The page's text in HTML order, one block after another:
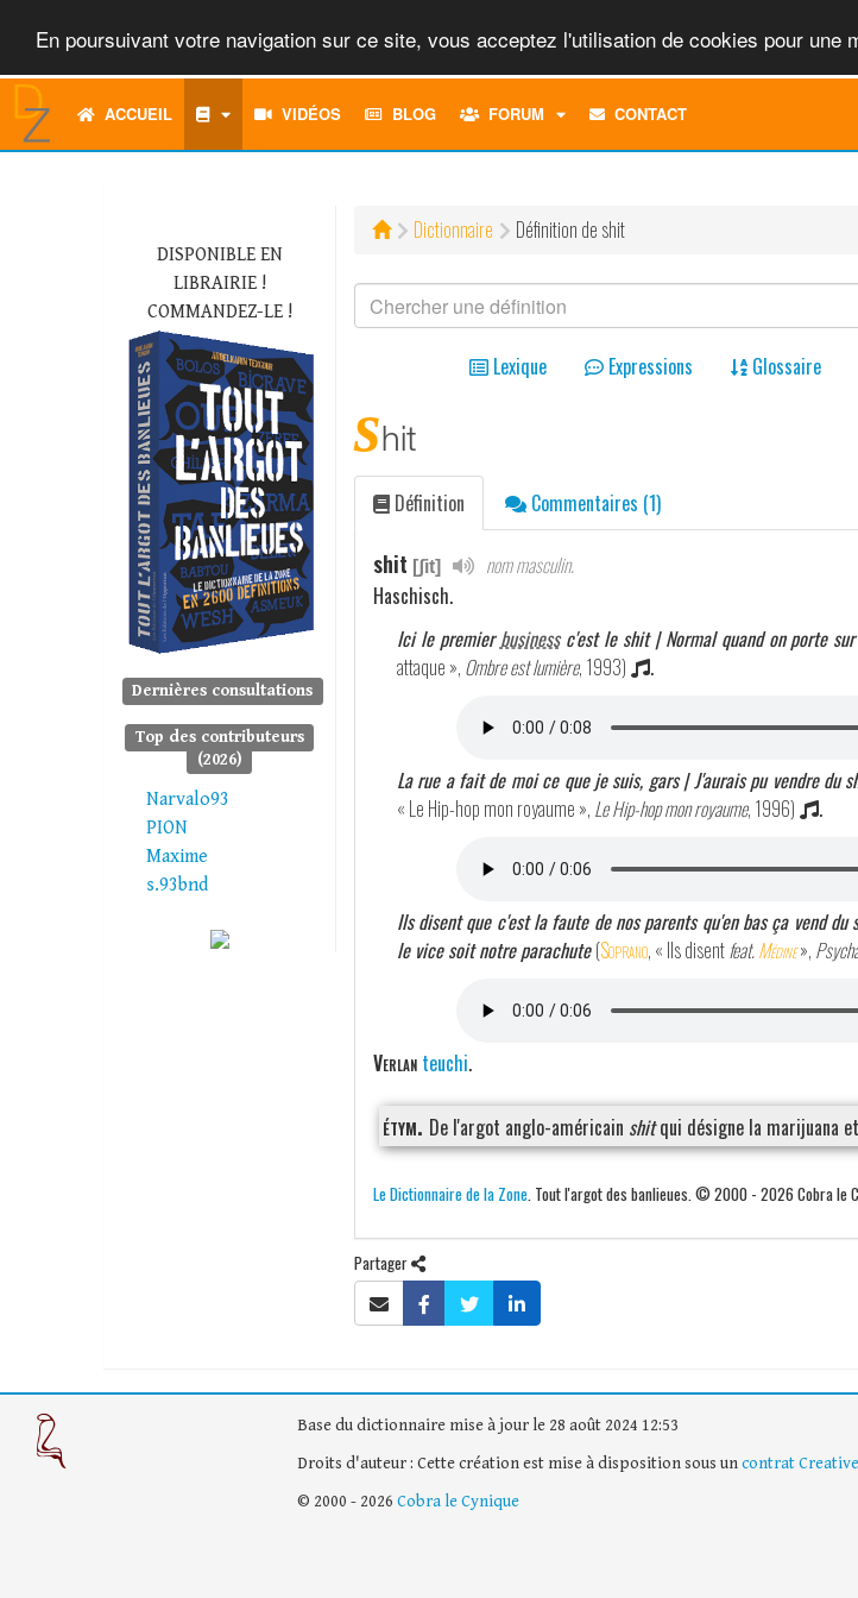
En poursuivant votre navigation sur ce site, vous acceptez l'utilisation de cookies pour une
ACCUEIL VIDÉOS BLOG FORUM
TOGGLECONTACT
DISPONIBLE EN
LIBRAIRIE !
COMMANDEZ-LE !
Dernières consultations
Top des contributeurs
(2026)
Narvalo93
PION
Maxime
s.93bnd
Dictionnaire Définition de shit
Lexique Expressions Glossaire
shit
Définition Commentaires (1)
shit [ʃit]
nom masculin.
Haschisch.
Ici le premierbusinessc'est le shit | Normal quand on porte
attaque », Ombre est lumière, 1993) .
La rue a fait de moi ce que je suis, gars | J'aurais pu vendre du
« Le Hip-hop mon royaume », Le Hip-hop mon royaume, 1996) .
Ils disent que c'est la faute de nos parents qu'en bas ça vend
le vice soit notre parachute (Soprano, « Ils disentfeat.Médine»,
Verlan teuchi.
étym. De l'argot anglo-américain shitqui désigne la marijuana
Le Dictionnaire de la Zone. Tout l'argot des banlieues. © 2000 - 2026 Cobra le
Partager
Base du dictionnaire mise à jour le 28 août 2024 12:53
Droits d'auteur : Cette création est mise à disposition sous uncontrat
© 2000 - 2026 Cobra le Cynique